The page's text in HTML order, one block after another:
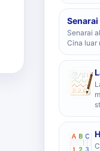
Senarai
Senarai
Cina luar